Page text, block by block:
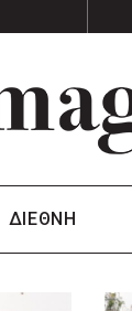
ΔΙΕΘΝΗ